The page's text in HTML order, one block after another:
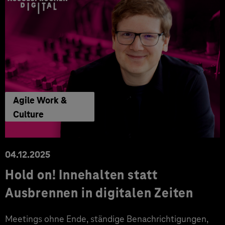
Agile Work &
Culture
04.12.2025
Hold on! Innehalten statt
Ausbrennen in digitalen Zeiten
Meetings ohne Ende, ständige Benachrichtigungen,